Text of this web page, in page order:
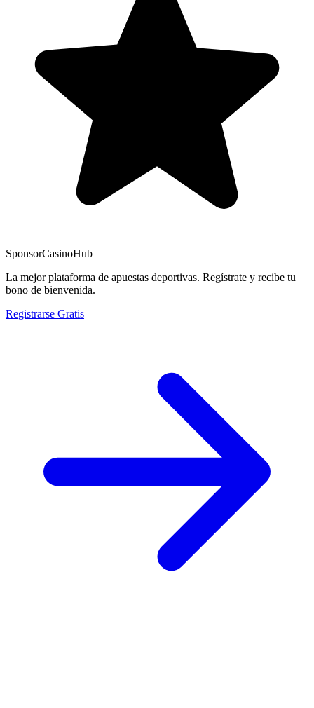
SponsorCasinoHub
La mejor plataforma de apuestas deportivas. Regístrate y recibe tu
bono de bienvenida.
Registrarse Gratis